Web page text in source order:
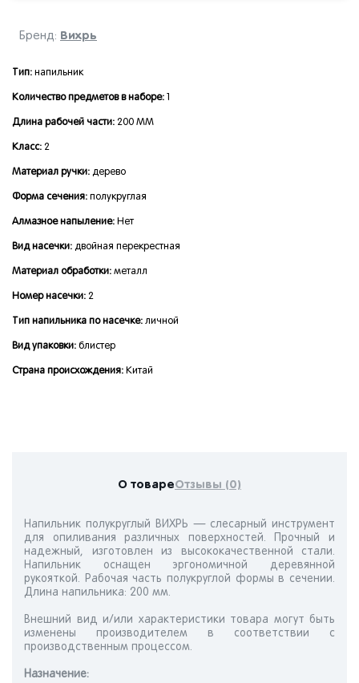
Бренд: Вихрь
Тип: напильник
Количество предметов в наборе: 1
Длина рабочей части: 200 ММ
Класс: 2
Материал ручки: дерево
Форма сечения: полукруглая
Алмазное напыление: Нет
Вид насечки: двойная перекрестная
Материал обработки: металл
Номер насечки: 2
Тип напильника по насечке: личной
Вид упаковки: блистер
Страна происхождения: Китай
О товареОтзывы (0)
Напильник полукруглый ВИХРЬ — слесарный инструмент
для опиливания различных поверхностей. Прочный и
надежный, изготовлен из высококачественной стали.
Напильник оснащен эргономичной деревянной
рукояткой. Рабочая часть полукруглой формы в сечении.
Длина напильника: 200 мм.
Внешний вид и/или характеристики товара могут быть
изменены производителем в соответствии с
производственным процессом.
Назначениe: